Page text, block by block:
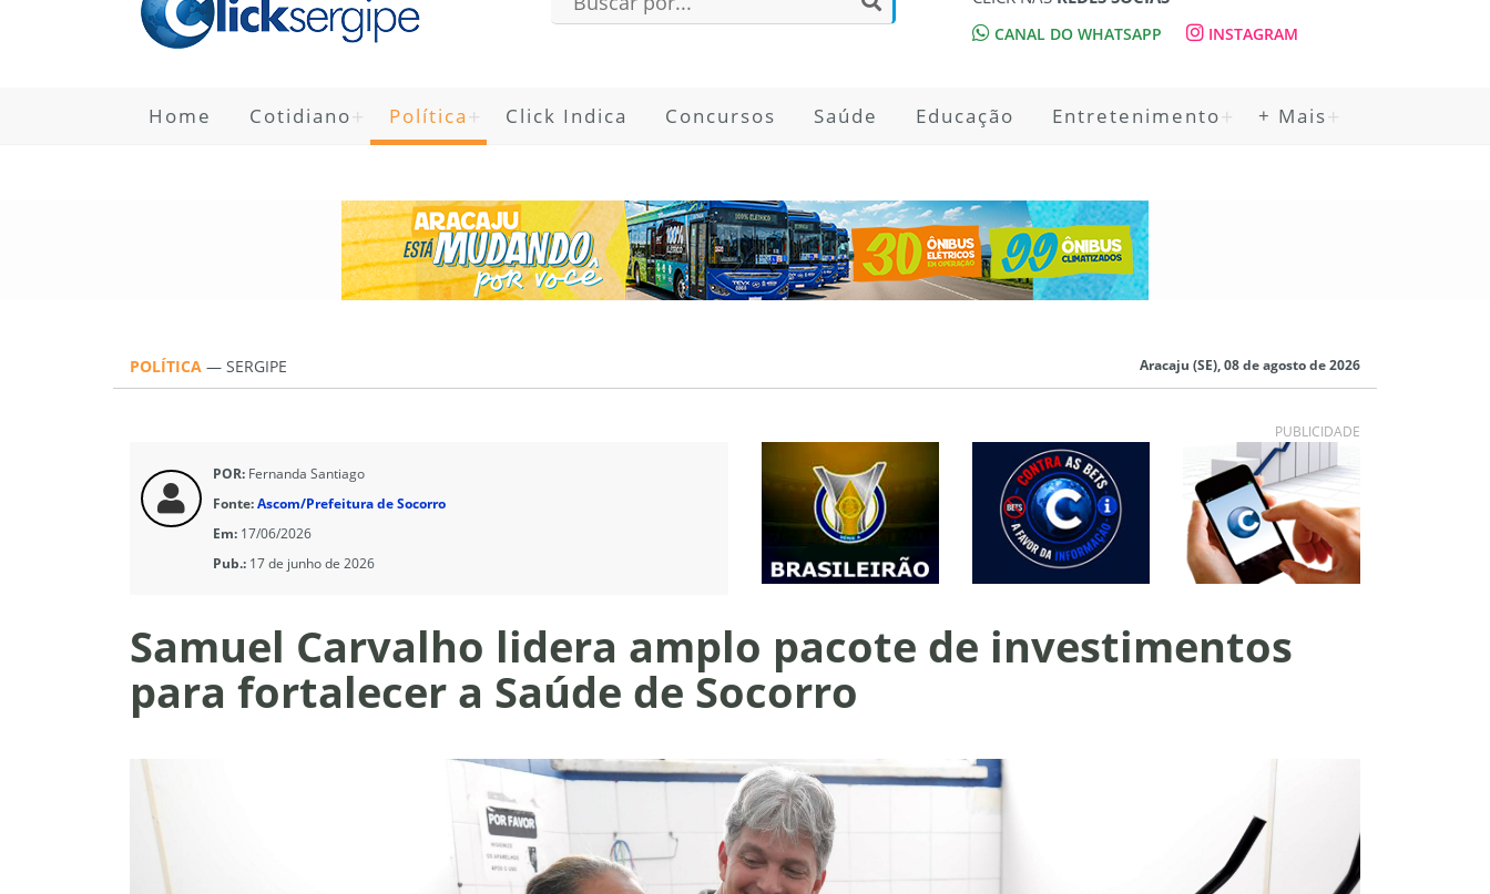
CANAL DO WHATSAPP INSTAGRAM
Home Cotidiano Política Click Indica Concursos Saúde Educação Entretenimento + Mais
POLÍTICA — SERGIPE Aracaju (SE), 08 de agosto de 2026
PUBLICIDADE
POR: Fernanda Santiago
Fonte:Ascom/Prefeitura de Socorro
Em: 17/06/2026
Pub.: 17 de junho de 2026
Samuel Carvalho lidera amplo pacote de investimentos
para fortalecer a Saúde de Socorro